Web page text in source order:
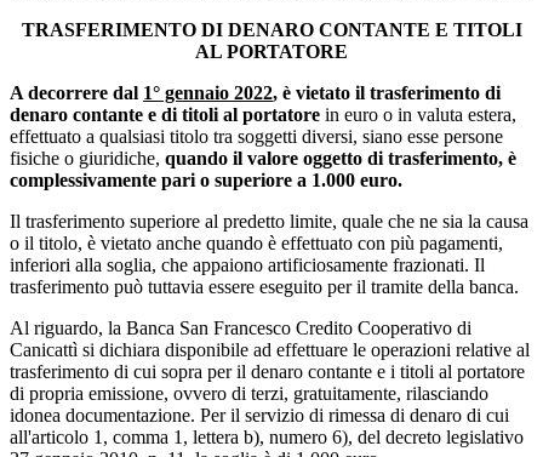
TRASFERIMENTO DI DENARO CONTANTE E TITOLI
AL PORTATORE
A decorrere dal 1° gennaio 2022, è vietato il trasferimento di
denaro contante e di titoli al portatore in euro o in valuta estera,
effettuato a qualsiasi titolo tra soggetti diversi, siano esse persone
fisiche o giuridiche, quando il valore oggetto di trasferimento, è
complessivamente pari o superiore a 1.000 euro.
Il trasferimento superiore al predetto limite, quale che ne sia la causa
o il titolo, è vietato anche quando è effettuato con più pagamenti,
inferiori alla soglia, che appaiono artificiosamente frazionati. Il
trasferimento può tuttavia essere eseguito per il tramite della banca.
Al riguardo, la Banca San Francesco Credito Cooperativo di
Canicattì si dichiara disponibile ad effettuare le operazioni relative al
trasferimento di cui sopra per il denaro contante e i titoli al portatore
di propria emissione, ovvero di terzi, gratuitamente, rilasciando
idonea documentazione. Per il servizio di rimessa di denaro di cui
all'articolo 1, comma 1, lettera b), numero 6), del decreto legislativo